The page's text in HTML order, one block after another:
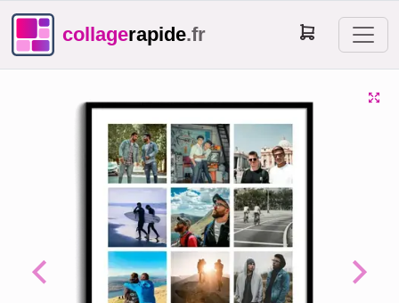
collagerapide.fr
Previous Next